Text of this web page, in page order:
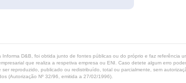
D&B, foi obtida junto de fontes públicas ou do próprio e faz referência
que realiza a respetiva empresa ou ENI. Caso detete algum erro
reproduzido, publicado ou redistribuído, total ou parcialmente, sem
(Autorização Nº 32/96, emitida a 27/02/1996).